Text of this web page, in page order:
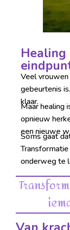
Healing
Veel
gebeurtenis
klaar.
Maar healing
opnieuw
een nieuwe
Soms gaat
onderweg te